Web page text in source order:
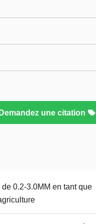
une citation
0.2-3.0MM en tant que